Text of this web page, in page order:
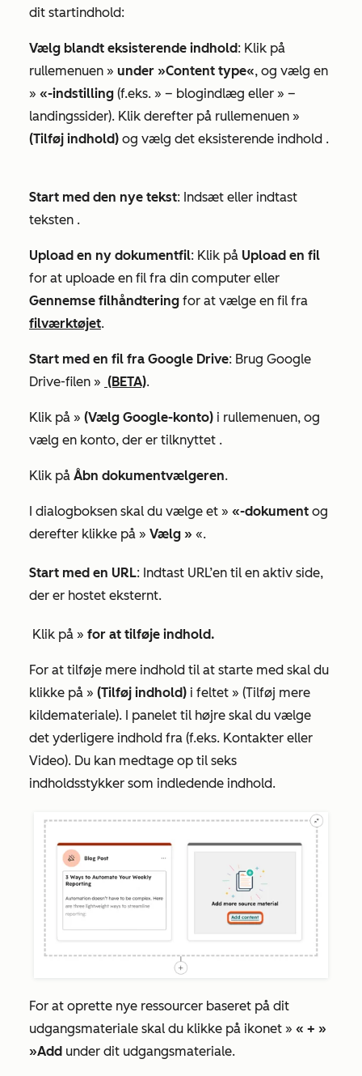
dit startindhold:
Vælg blandt eksisterende indhold: Klik på
rullemenuen » under »Content type«, og vælg en
» «-indstilling (f.eks. » – blogindlæg eller » –
landingssider). Klik derefter på rullemenuen »
(Tilføj indhold) og vælg det eksisterende indhold .
Start med den nye tekst: Indsæt eller indtast
teksten .
Upload en ny dokumentfil: Klik på Upload en fil
for at uploade en fil fra din computer eller
Gennemse filhåndtering for at vælge en fil fra
filværktøjet.
Start med en fil fra Google Drive: Brug Google
Drive-filen » (BETA).
Klik på » (Vælg Google-konto) i rullemenuen, og
vælg en konto, der er tilknyttet .
Klik på Åbn dokumentvælgeren.
I dialogboksen skal du vælge et » «-dokument og
derefter klikke på » Vælg » «.
Start med en URL: Indtast URL’en til en aktiv side,
der er hostet eksternt.
Klik på » for at tilføje indhold.
For at tilføje mere indhold til at starte med skal du
klikke på » (Tilføj indhold) i feltet » (Tilføj mere
kildemateriale). I panelet til højre skal du vælge
det yderligere indhold fra (f.eks. Kontakter eller
Video). Du kan medtage op til seks
indholdsstykker som indledende indhold.
For at oprette nye ressourcer baseret på dit
udgangsmateriale skal du klikke på ikonet » « + »
»Add under dit udgangsmateriale.